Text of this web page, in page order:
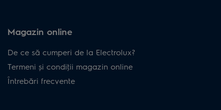
Magazin online
De ce să cumperi de la Electrolux?
Termeni și condiţii magazin online
Întrebări frecvente